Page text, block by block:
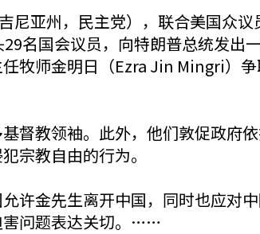
亚州，民主党），联合美国众议
名国会议员，向特朗普总统发出
牧师金明日（Ezra Jin Mingri）
督教领袖。此外，他们敦促政府
宗教自由的行为。
许金先生离开中国，同时也应对
害问题表达关切。……